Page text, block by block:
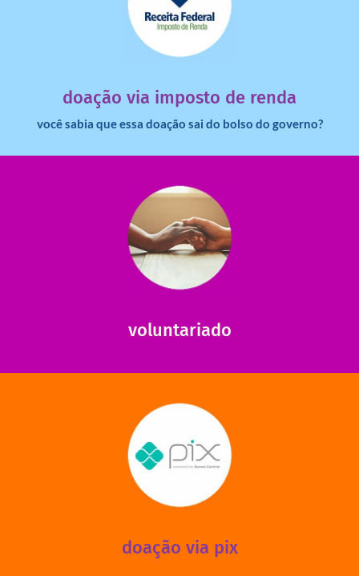
doação via imposto de renda
você sabia que essa doação sai do bolso do governo?
dinheiro deixa de ir para o governo?
saiba mais
voluntariado
ajudar com certos assuntos. Entre em contato conosco e
saiba como nos ajudar.
saiba mais
doação via pix
via PIX? Elas também são muito importantes para
mantermos nossas unidades em funcionamento!
saiba mais